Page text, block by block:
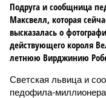
Подруга и сообщница
Максвелл, которая
высказалась о
действующего короля
летнюю Вирджинию
Светская львица и
педофила-миллионера